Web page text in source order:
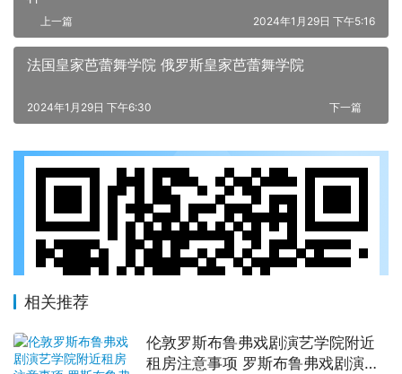
上一篇 2024年1月29日 下午5:16
法国皇家芭蕾舞学院 俄罗斯皇家芭蕾舞学院
下一篇
2024年1月29日 下午6:30
相关推荐
伦敦罗斯布鲁弗戏剧演艺学院附近
租房注意事项 罗斯布鲁弗戏剧演艺